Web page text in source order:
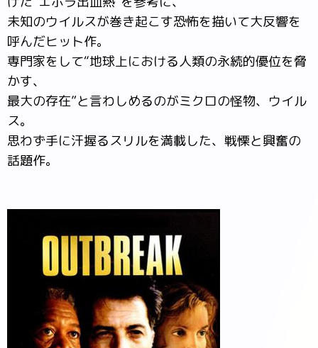
未知のウイルスが巻き起こす恐怖を描いて大反響を
呼んだヒット作。
専門家をして“地球上における人類の永続的優位を脅
かす、
最大の存在”と言わしめるのがミクロの怪物、ウイル
ス。
思わず手に汗握るスリルを満載した、戦慄と興奮の
話題作。